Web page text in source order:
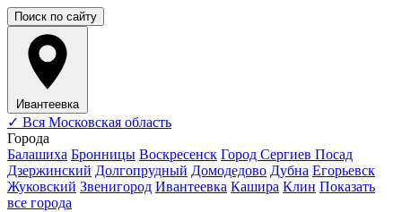
Поиск по сайту
Ивантеевка
✓ Вся Московская область
Города
Балашиха Бронницы Воскресенск Город Сергиев Посад
Дзержинский Долгопрудный Домодедово Дубна Егорьевск
Жуковский Звенигород Ивантеевка Кашира Клин Показать
все города